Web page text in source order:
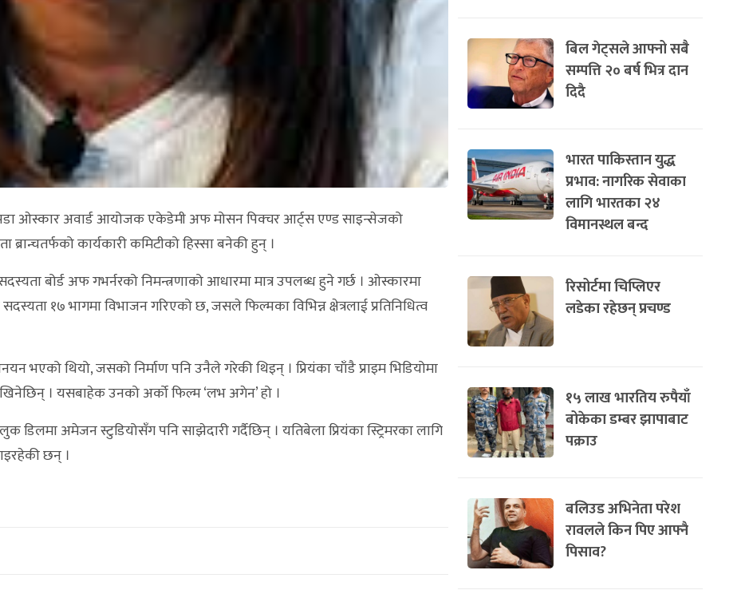
ओस्कार अवार्ड आयोजक एकेडेमी अफ मोसन पिक्चर आर्ट्स एण्ड साइन्सेजको
कार्यकारी कमिटीको हिस्सा बनेकी हुन् ।
बोर्ड अफ गभर्नरको निमन्त्रणाको आधारमा मात्र उपलब्ध हुने गर्छ । ओस्कारमा
१७ भागमा विभाजन गरिएको छ, जसले फिल्मका विभिन्न क्षेत्रलाई प्रतिनिधित्व
भएको थियो, जसको निर्माण पनि उनैले गरेकी थिइन् । प्रियंका चाँडै प्राइम भिडियोमा
। यसबाहेक उनको अर्को फिल्म ‘लभ अगेन’ हो ।
अमेजन स्टुडियोसँग पनि साझेदारी गर्दैछिन् । यतिबेला प्रियंका स्ट्रिमरका लागि
छन् ।
बिल गेट्सले आफ्नो सबै
सम्पत्ति २० बर्ष भित्र दान
दिदै
भारत पाकिस्तान युद्ध
प्रभाव: नागरिक सेवाका
लागि भारतका २४
विमानस्थल बन्द
रिसोर्टमा चिप्लिएर
लडेका रहेछन् प्रचण्ड
१५ लाख भारतिय रुपैयाँ
बोकेका डम्बर झापाबाट
पक्राउ
बलिउड अभिनेता परेश
रावलले किन पिए आफ्नै
पिसाव?